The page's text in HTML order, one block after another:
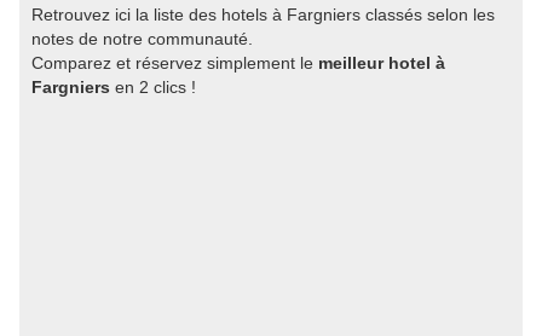
Retrouvez ici la liste des hotels à Fargniers classés selon les
notes de notre communauté.
Comparez et réservez simplement le meilleur hotel à
Fargniers en 2 clics !